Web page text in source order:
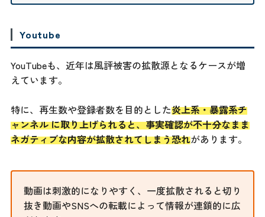
Youtube
YouTubeも、近年は風評被害の拡散源となるケースが増
えています。
特に、再生数や登録者数を目的とした炎上系・暴露系チ
ャンネル に取り上げられると、事実確認が不十分なまま
ネガティブな内容が拡散されてしまう恐れがあります。
動画は刺激的になりやすく、一度拡散されると切り
抜き動画やSNSへの転載によって情報が連鎖的に広